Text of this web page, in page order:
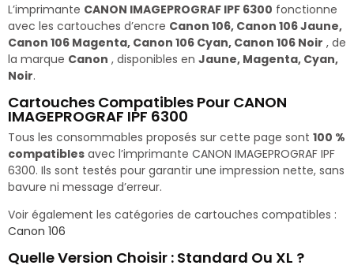
L’imprimante CANON IMAGEPROGRAF IPF 6300 fonctionne
avec les cartouches d’encre Canon 106, Canon 106 Jaune,
Canon 106 Magenta, Canon 106 Cyan, Canon 106 Noir , de
la marque Canon , disponibles en Jaune, Magenta, Cyan,
Noir.
Cartouches Compatibles Pour CANON
IMAGEPROGRAF IPF 6300
Tous les consommables proposés sur cette page sont 100 %
compatibles avec l’imprimante CANON IMAGEPROGRAF IPF
6300. Ils sont testés pour garantir une impression nette, sans
bavure ni message d’erreur.
Voir également les catégories de cartouches compatibles :
Canon 106
Quelle Version Choisir : Standard Ou XL ?